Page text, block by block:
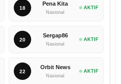
18
Pena Kita
Nasional
AKTIF
20
Sergap86
Nasional
AKTIF
22
Orbit News
Nasional
AKTIF